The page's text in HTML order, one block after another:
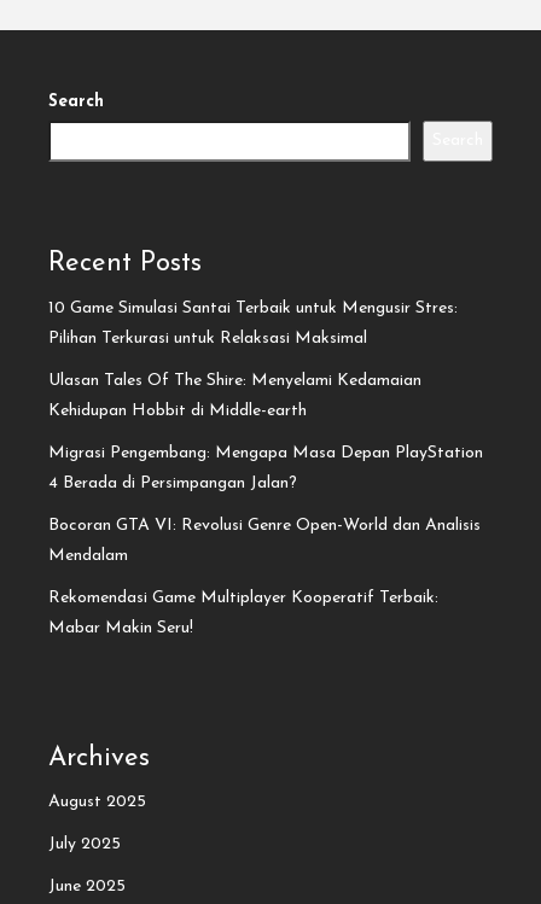
Search
Recent Posts
10 Game Simulasi Santai Terbaik untuk Mengusir Stres:
Pilihan Terkurasi untuk Relaksasi Maksimal
Ulasan Tales Of The Shire: Menyelami Kedamaian
Kehidupan Hobbit di Middle-earth
Migrasi Pengembang: Mengapa Masa Depan PlayStation
4 Berada di Persimpangan Jalan?
Bocoran GTA VI: Revolusi Genre Open-World dan Analisis
Mendalam
Rekomendasi Game Multiplayer Kooperatif Terbaik:
Mabar Makin Seru!
Archives
August 2025
July 2025
June 2025